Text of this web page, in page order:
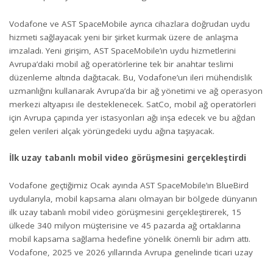
Vodafone ve AST SpaceMobile ayrıca cihazlara doğrudan uydu
hizmeti sağlayacak yeni bir şirket kurmak üzere de anlaşma
imzaladı. Yeni girişim, AST SpaceMobile’ın uydu hizmetlerini
Avrupa’daki mobil ağ operatörlerine tek bir anahtar teslimi
düzenleme altında dağıtacak. Bu, Vodafone’un ileri mühendislik
uzmanlığını kullanarak Avrupa’da bir ağ yönetimi ve ağ operasyon
merkezi altyapısı ile desteklenecek. SatCo, mobil ağ operatörleri
için Avrupa çapında yer istasyonları ağı inşa edecek ve bu ağdan
gelen verileri alçak yörüngedeki uydu ağına taşıyacak.
İlk uzay tabanlı mobil video görüşmesini gerçekleştirdi
Vodafone geçtiğimiz Ocak ayında AST SpaceMobile’ın BlueBird
uydularıyla, mobil kapsama alanı olmayan bir bölgede dünyanın
ilk uzay tabanlı mobil video görüşmesini gerçekleştirerek, 15
ülkede 340 milyon müşterisine ve 45 pazarda ağ ortaklarına
mobil kapsama sağlama hedefine yönelik önemli bir adım attı.
Vodafone, 2025 ve 2026 yıllarında Avrupa genelinde ticari uzay